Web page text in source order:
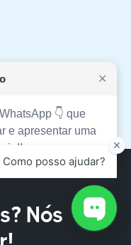
Nós
✕
👇 que
e apresentar uma